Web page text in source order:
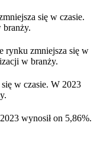
się w czasie.
branży.
rynku zmniejsza się w
w branży.
w czasie. W 2023
wynosił on 5,86%.